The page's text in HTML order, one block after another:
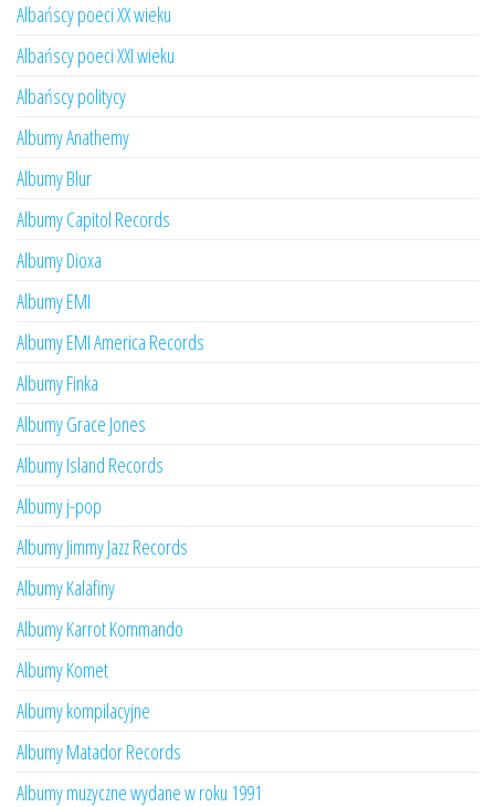
Albańscy poeci XX wieku
Albańscy poeci XXI wieku
Albańscy politycy
Albumy Anathemy
Albumy Blur
Albumy Capitol Records
Albumy Dioxa
Albumy EMI
Albumy EMI America Records
Albumy Finka
Albumy Grace Jones
Albumy Island Records
Albumy j-pop
Albumy Jimmy Jazz Records
Albumy Kalafiny
Albumy Karrot Kommando
Albumy Komet
Albumy kompilacyjne
Albumy Matador Records
Albumy muzyczne wydane w roku 1991